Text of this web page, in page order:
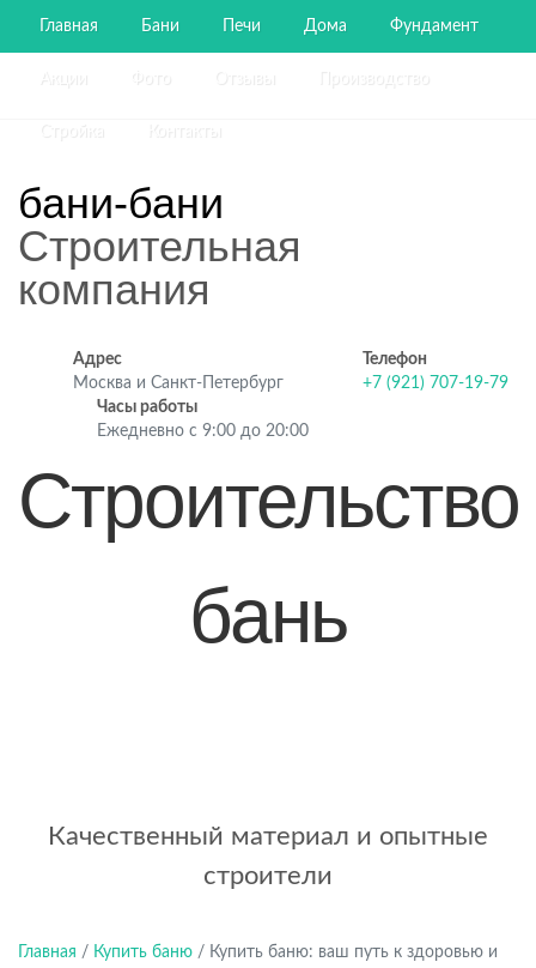
Главная Бани Печи Дома Фундамент
бани-бани
Строительная
компания
Адрес
Москва и Санкт-Петербург
Телефон
+7 (921) 707-19-79
Часы работы
Ежедневно с 9:00 до 20:00
Строительство
бань
Качественный материал и опытные
строители
Главная / Купить баню / Купить баню: ваш путь к здоровью и